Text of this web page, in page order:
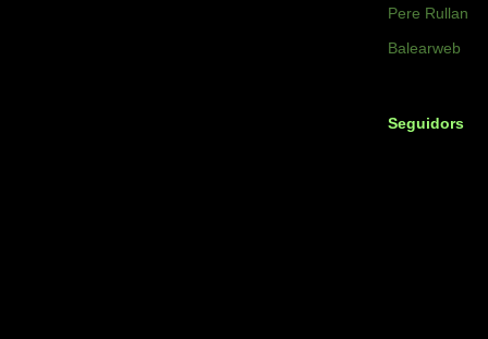
Pere Rullan
Balearweb
Seguidors